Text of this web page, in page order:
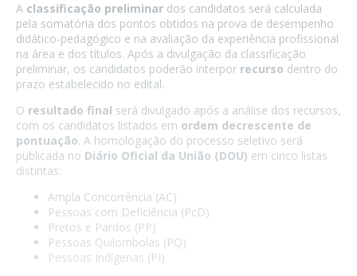
A classificação preliminar dos candidatos será calculada
pela somatória dos pontos obtidos na prova de desempenho
didático-pedagógico e na avaliação da experiência profissional
na área e dos títulos. Após a divulgação da classificação
preliminar, os candidatos poderão interpor recurso dentro do
prazo estabelecido no edital.
O resultado final será divulgado após a análise dos recursos,
com os candidatos listados em ordem decrescente de
pontuação. A homologação do processo seletivo será
publicada no Diário Oficial da União (DOU) em cinco listas
distintas:
Ampla Concorrência (AC)
Pessoas com Deficiência (PcD)
Pretos e Pardos (PP)
Pessoas Quilombolas (PQ)
Pessoas Indígenas (PI)